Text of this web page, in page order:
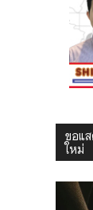
ขอแ
ใหม่